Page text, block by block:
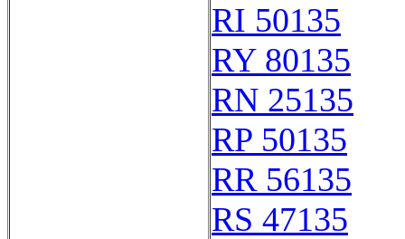
RI 50135
RY 80135
RN 25135
RP 50135
RR 56135
RS 47135